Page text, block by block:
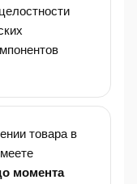
товара в
момента